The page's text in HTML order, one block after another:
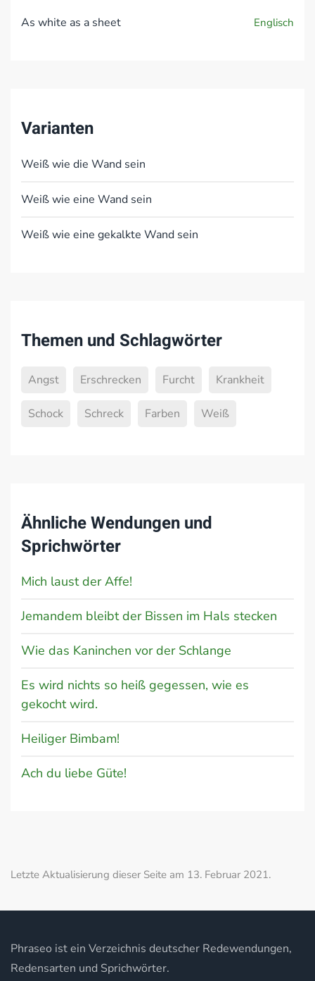
As white as a sheet Englisch
Varianten
Weiß wie die Wand sein
Weiß wie eine Wand sein
Weiß wie eine gekalkte Wand sein
Themen und Schlagwörter
Angst Erschrecken Furcht Krankheit
Schock Schreck Farben Weiß
Ähnliche Wendungen und
Sprichwörter
Mich laust der Affe!
Jemandem bleibt der Bissen im Hals stecken
Wie das Kaninchen vor der Schlange
Es wird nichts so heiß gegessen, wie es
gekocht wird.
Heiliger Bimbam!
Ach du liebe Güte!
Letzte Aktualisierung dieser Seite am 13. Februar 2021.
Phraseo ist ein Verzeichnis deutscher Redewendungen,
Redensarten und Sprichwörter.